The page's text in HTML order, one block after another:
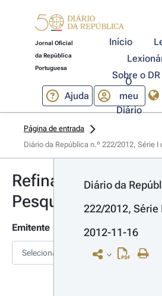
Jornal Oficial
da República
Portuguesa
Início
Sobre o DR
Ajuda
O
meu
Diário
Página de entrada
Diário da República n.º 222/2012, Série I
Refinar
Pesquisa
Emitente
Selecionar
Diário da
222/2012, Série
2012-11-16